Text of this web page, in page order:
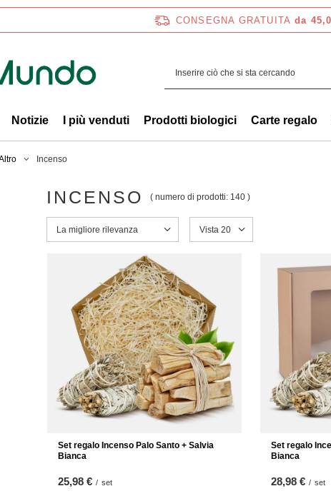
CONSEGNA GRATUITA da
Notizie I più venduti Prodotti biologici Carte regalo
Incenso
INCENSO ( numero di prodotti: 140 )
Modifica ordinamento
La migliore rilevanza Modifica il numero di prodotti
Vista 20
Set regalo Incenso Palo Santo + Salvia
Bianca
25,98 € / set
Set regalo
Bianca
28,98 € / set